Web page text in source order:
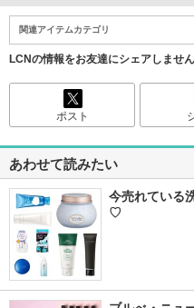
関連アイテムカテゴリ
LCNの情報をお友達にシェアしませ
ポスト
あわせて読みたい
今売れている
♡